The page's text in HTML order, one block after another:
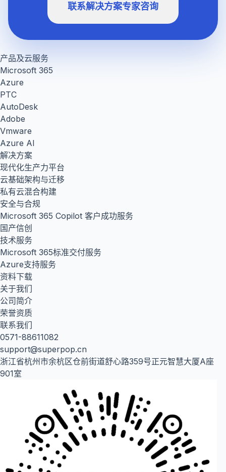
联系解决方案专家咨询
产品及云服务
Microsoft 365
Azure
PTC
AutoDesk
Adobe
Vmware
Azure AI
解决方案
现代化生产力平台
云基础架构与迁移
私有云混合构建
安全与合规
Microsoft 365 Copilot 客户成功服务
国产信创
技术服务
Microsoft 365标准交付服务
Azure支持服务
资料下载
关于我们
公司简介
荣誉资质
联系我们
0571-88611082
support@superpop.cn
浙江省杭州市余杭区仓前街道舒心路359号正元智慧大厦A座
901室